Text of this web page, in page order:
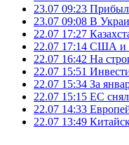
23.07 09:23
23.07 09:08 В
22.07 17:27
22.07 17:14 США и
22.07 16:42 На
22.07 15:51
22.07 15:34 За
22.07 15:15 ЕС снял
22.07 14:33
22.07 13:49